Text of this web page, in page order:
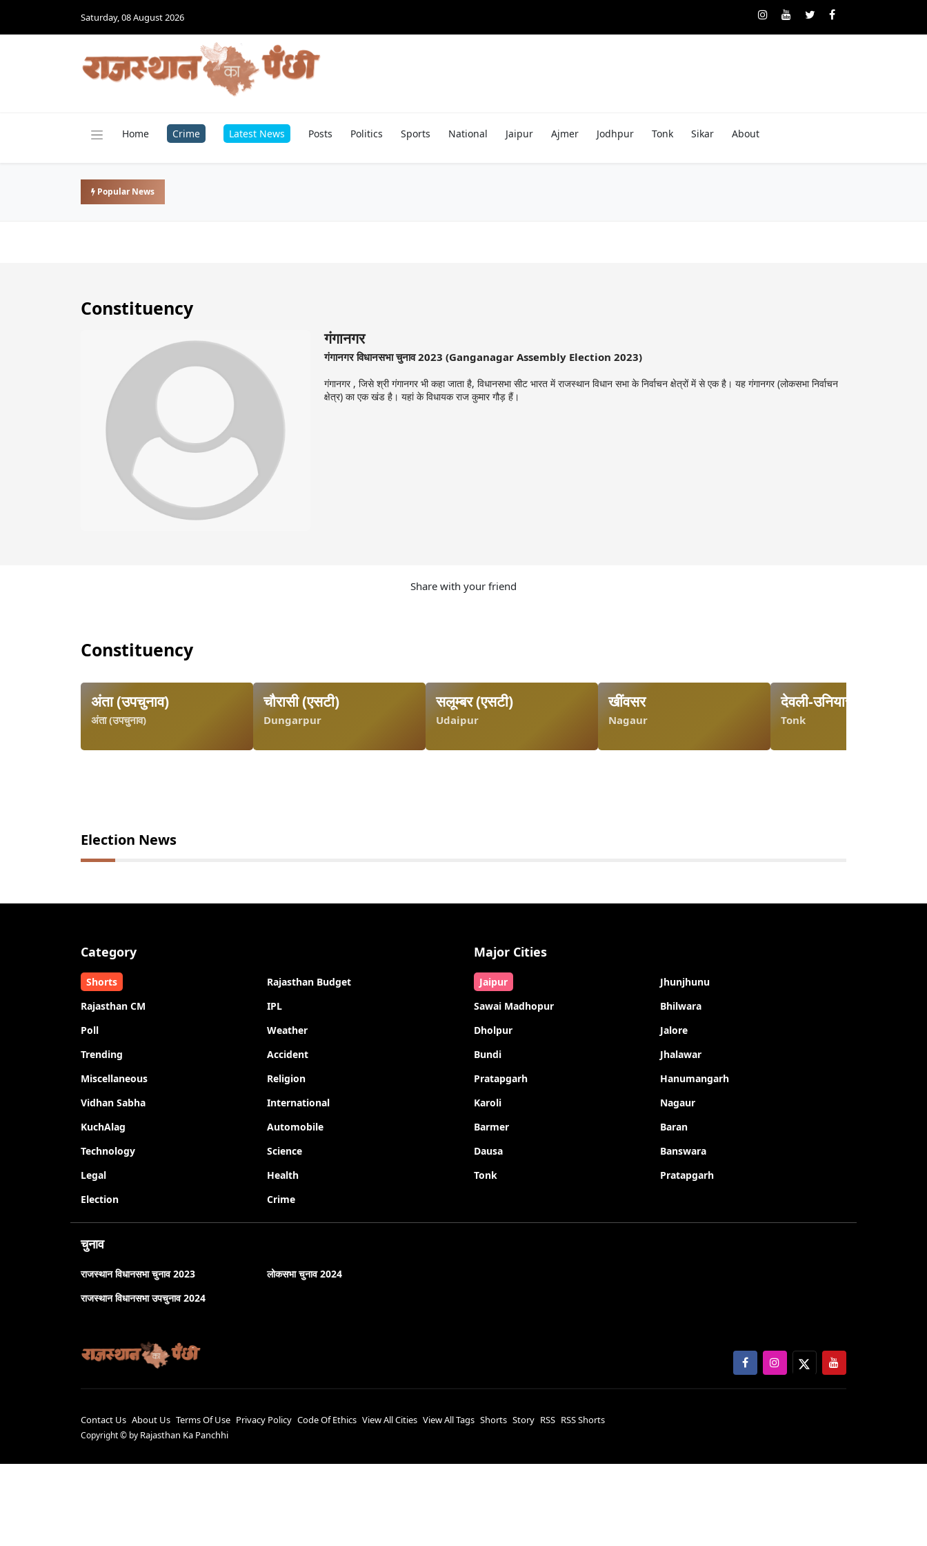
Saturday, 08 August 2026
Home Crime Latest News Posts Politics Sports National Jaipur Ajmer Jodhpur Tonk Sikar About
Popular News
Constituency
गंगानगर
गंगानगर विधानसभा चुनाव 2023 (Ganganagar Assembly Election 2023)
गंगानगर , जिसे श्री गंगानगर भी कहा जाता है, विधानसभा सीट भारत में राजस्थान विधान सभा के निर्वाचन क्षेत्रों में से एक है। यह गंगानगर (लोकसभा निर्वाचन
क्षेत्र) का एक खंड है। यहां के विधायक राज कुमार गौड़ हैं।
Share with your friend
Constituency
अंता (उपचुनाव)
अंता (उपचुनाव)
चौरासी (एसटी)
Dungarpur
सलूम्बर (एसटी)
Udaipur
खींवसर
Nagaur
देवली-उनियारा
Tonk
Election News
Category
Shorts
Rajasthan Budget
Rajasthan CM
IPL
Poll
Weather
Trending
Accident
Miscellaneous
Religion
Vidhan Sabha
International
KuchAlag
Automobile
Technology
Science
Legal
Health
Election
Crime
Major Cities
Jaipur
Jhunjhunu
Sawai Madhopur
Bhilwara
Dholpur
Jalore
Bundi
Jhalawar
Pratapgarh
Hanumangarh
Karoli
Nagaur
Barmer
Baran
Dausa
Banswara
Tonk
Pratapgarh
चुनाव
राजस्थान विधानसभा चुनाव 2023
लोकसभा चुनाव 2024
राजस्थान विधानसभा उपचुनाव 2024
Contact Us About Us Terms Of Use Privacy Policy Code Of Ethics View All Cities View All Tags Shorts Story RSS RSS Shorts
Copyright © by Rajasthan Ka Panchhi